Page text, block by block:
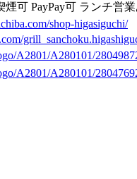
煙可 PayPay可 ランチ営
shop-higasiguchi/
A2801/A280101/
A2801/A280101/